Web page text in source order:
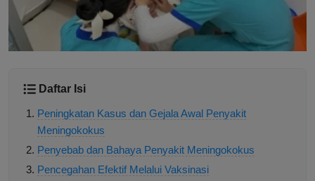
Daftar Isi
Peningkatan Kasus dan Gejala Awal Penyakit
Meningokokus
Penyebab dan Bahaya Penyakit Meningokokus
Pencegahan Efektif Melalui Vaksinasi